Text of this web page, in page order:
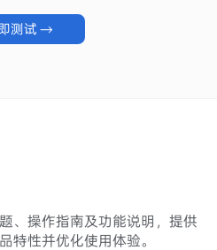
测试 →
、操作指南及功能说明，提供
特性并优化使用体验。